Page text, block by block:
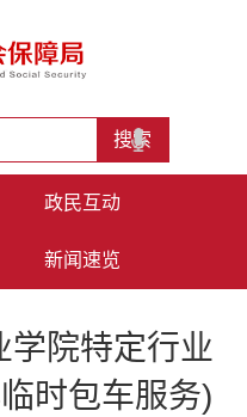
政民互动
新闻速览
学院特定行业
时包车服务)